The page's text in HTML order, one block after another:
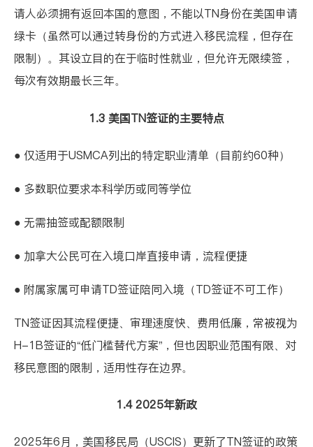
请人必须拥有返回本国的意图，不能以TN身份在美国申请
绿卡（虽然可以通过转身份的方式进入移民流程，但存在
限制）。其设立目的在于临时性就业，但允许无限续签，
每次有效期最长三年。
1.3 美国TN签证的主要特点
● 仅适用于USMCA列出的特定职业清单（目前约60种）
● 多数职位要求本科学历或同等学位
● 无需抽签或配额限制
● 加拿大公民可在入境口岸直接申请，流程便捷
● 附属家属可申请TD签证陪同入境（TD签证不可工作）
TN签证因其流程便捷、审理速度快、费用低廉，常被视为
H-1B签证的“低门槛替代方案”，但也因职业范围有限、对
移民意图的限制，适用性存在边界。
1.4 2025年新政
2025年6月，美国移民局（USCIS）更新了TN签证的政策